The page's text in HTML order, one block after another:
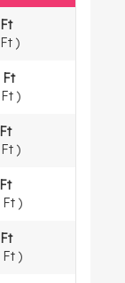
)
Ft
)
)
Ft )
Ft )